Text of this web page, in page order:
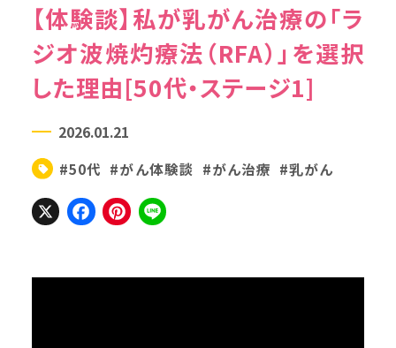
【体験談】私が乳がん治療の「ラ
ジオ波焼灼療法（RFA）」を選択
した理由[50代・ステージ1]
2026.01.21
#50代 #がん体験談 #がん治療 #乳がん
X Facebook
Pinterest